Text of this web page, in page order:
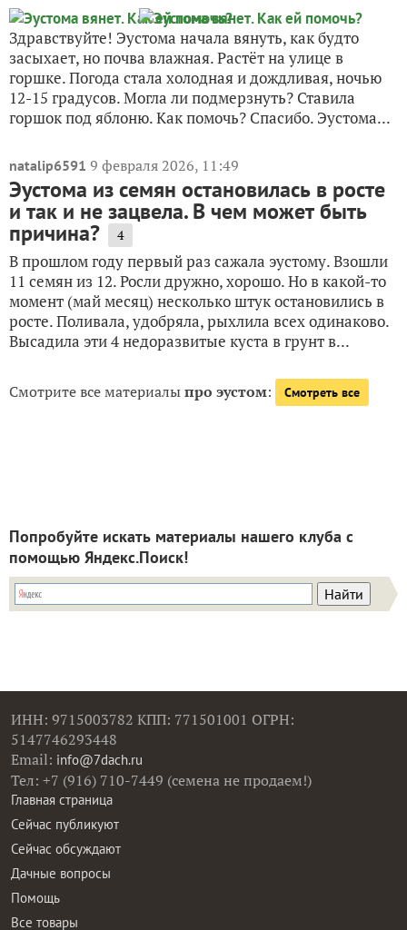
Здравствуйте! Эустома начала вянуть, как будто
засыхает, но почва влажная. Растёт на улице в
горшке. Погода стала холодная и дождливая, ночью
12-15 градусов. Могла ли подмерзнуть? Ставила
горшок под яблоню. Как помочь? Спасибо. Эустома...
natalip6591 9 февраля 2026, 11:49
Эустома из семян остановилась в росте
и так и не зацвела. В чем может быть
причина? 4
В прошлом году первый раз сажала эустому. Взошли
11 семян из 12. Росли дружно, хорошо. Но в какой-то
момент (май месяц) несколько штук остановились в
росте. Поливала, удобряла, рыхлила всех одинаково.
Высадила эти 4 недоразвитые куста в грунт в...
Смотрите все материалыпро эустом: Смотреть все
Попробуйте искать материалы нашего клуба с
помощью Яндекс.Поиск!
ИНН: 9715003782 КПП: 771501001 ОГРН:
5147746293448
Email: info@7dach.ru
Тел: +7 (916) 710-7449 (семена не продаем!)
Главная страница
Сейчас публикуют
Сейчас обсуждают
Дачные вопросы
Помощь
Все товары